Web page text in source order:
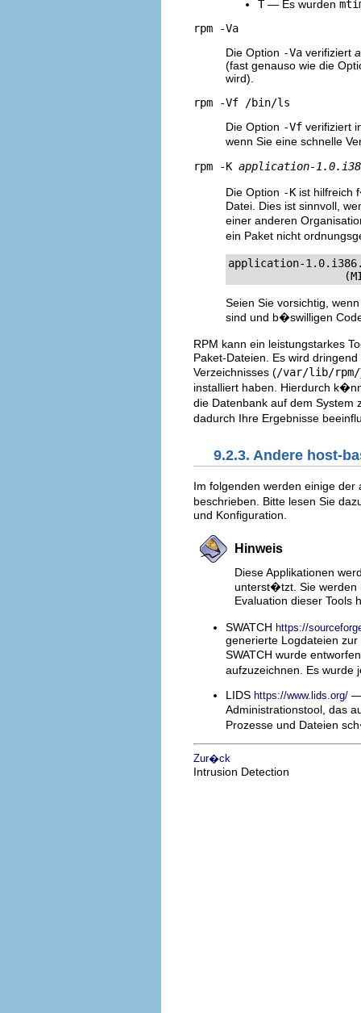
T— Es wurden
rpm -Va
Die Option -Va verifiziert
(fast genauso wie die
wird).
rpm -Vf /bin/ls
Die Option -Vf verifiziert
wenn Sie eine schnelle
rpm -K application-
Die Option -K ist hilfreich
Datei. Dies ist sinnvoll,
einer anderen
ein Paket nicht
application-
Seien Sie vorsichtig,
sind und b�swilligen
RPM kann ein leistungstarkes
Paket-Dateien. Es wird
Verzeichnisses (/var/lib/rpm/
installiert haben. Hierdurch
die Datenbank auf dem
dadurch Ihre Ergebnisse
9.2.3. Andere host-
Im folgenden werden einige
beschrieben. Bitte lesen Sie
und Konfiguration.
Hinweis
Diese Applikationen
unterst�tzt. Sie werden
Evaluation dieser Tools
SWATCH https://
generierte Logdateien
SWATCH wurde
aufzuzeichnen. Es wurde
LIDS https://www.lids.org/ —
Administrationstool, das
Prozesse und Dateien
Zur�ck
Intrusion Detection